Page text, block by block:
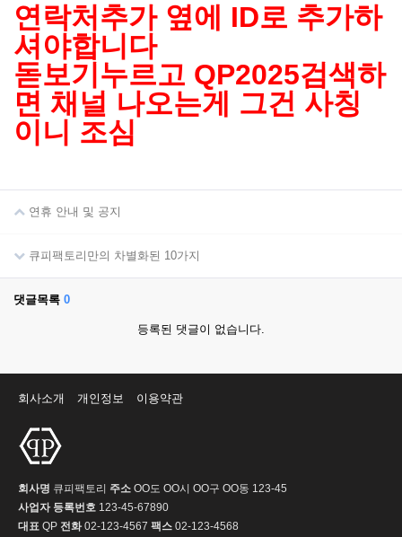
연락처추가 옆에 ID로 추가하
셔야합니다
돋보기누르고 QP2025검색하
면 채널 나오는게 그건 사칭
이니 조심
연휴 안내 및 공지
큐피팩토리만의 차별화된 10가지
댓글목록 0
등록된 댓글이 없습니다.
회사소개 개인정보 이용약관
회사명 큐피팩토리 주소 OO도 OO시 OO구 OO동 123-45
사업자 등록번호 123-45-67890
대표 QP 전화02-123-4567 팩스 02-123-4568